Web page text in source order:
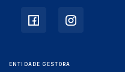
ENTIDADE GESTORA